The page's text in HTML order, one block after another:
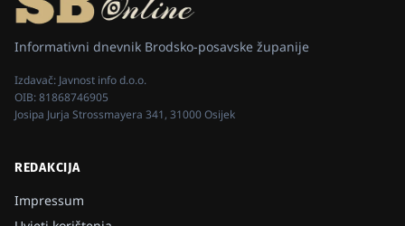
Informativni dnevnik Brodsko-posavske županije
Izdavač: Javnost info d.o.o.
OIB:81868746905
Josipa Jurja Strossmayera 341, 31000 Osijek
REDAKCIJA
Impressum